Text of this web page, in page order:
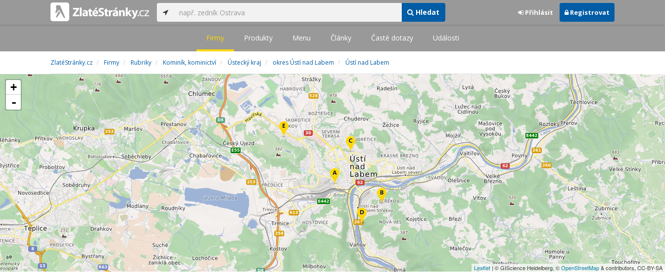
Hledat Přihlásit Registrovat
Firmy Produkty Menu Články Časté dotazy Události
ZlatéStránky.cz Firmy Rubriky Kominík, kominictví Ústecký kraj okres Ústí nad Labem Ústí nad Labem
+
-
Leaflet | © GIScience Heidelberg, ©OpenStreetMap& contributors, CC-BY-SA